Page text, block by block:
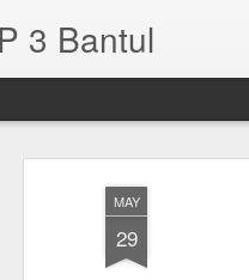
MAY
29
3 Bantul